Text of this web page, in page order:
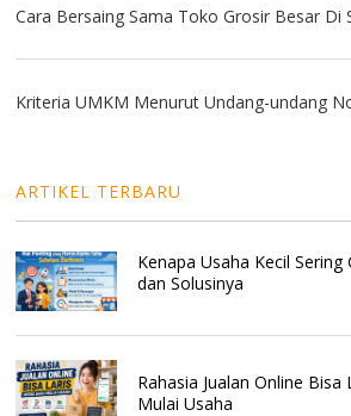
Cara Bersaing Sama Toko Grosir Besar Di
Kriteria UMKM Menurut Undang-undang
ARTIKEL TERBARU
Kenapa Usaha Kecil Sering
dan Solusinya
Rahasia Jualan Online
Mulai Usaha